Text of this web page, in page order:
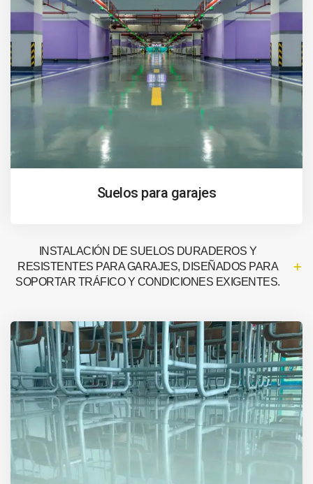
Suelos para garajes
INSTALACIÓN DE SUELOS DURADEROS Y
RESISTENTES PARA GARAJES, DISEÑADOS PARA
SOPORTAR TRÁFICO Y CONDICIONES EXIGENTES.